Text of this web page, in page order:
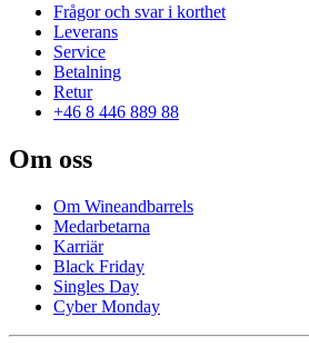
Frågor och svar i korthet
Leverans
Service
Betalning
Retur
+46 8 446 889 88
Om oss
Om Wineandbarrels
Medarbetarna
Karriär
Black Friday
Singles Day
Cyber Monday